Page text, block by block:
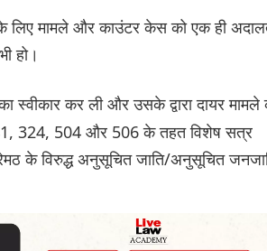
के लिए मामले और काउंटर केस को एक ही
हो।
स्वीकार कर ली और उसके द्वारा दायर मामले
324, 504 और 506 के तहत विशेष सत्र
के विरुद्ध अनुसूचित जाति/अनुसूचित